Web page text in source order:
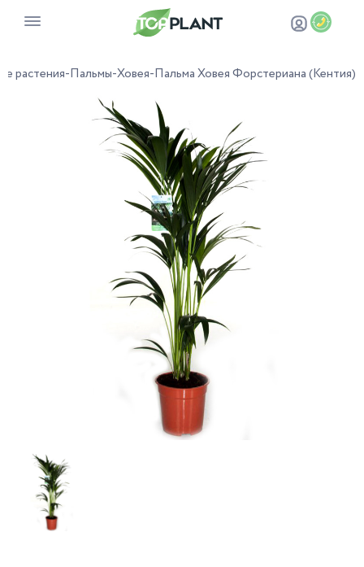
растения-Пальмы-Ховея-Пальма Ховея Форстериана (Кентия)